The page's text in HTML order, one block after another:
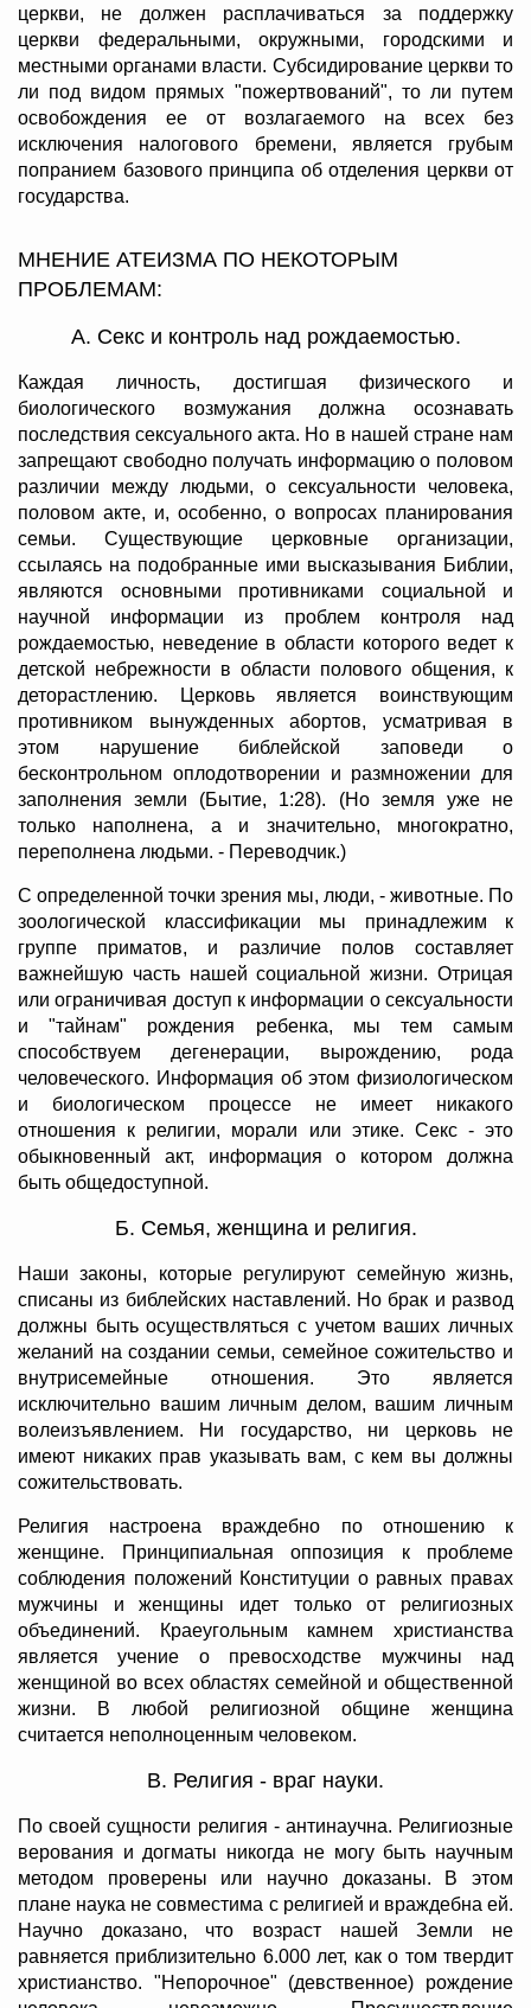
церкви, не должен расплачиваться за поддержку
церкви федеральными, окружными, городскими и
местными органами власти. Субсидирование церкви то
ли под видом прямых "пожертвований", то ли путем
освобождения ее от возлагаемого на всех без
исключения налогового бремени, является грубым
попранием базового принципа об отделения церкви от
государства.
МНЕНИЕ АТЕИЗМА ПО НЕКОТОРЫМ
ПРОБЛЕМАМ:
А. Секс и контроль над рождаемостью.
Каждая личность, достигшая физического и
биологического возмужания должна осознавать
последствия сексуального акта. Но в нашей стране нам
запрещают свободно получать информацию о половом
различии между людьми, о сексуальности человека,
половом акте, и, особенно, о вопросах планирования
семьи. Существующие церковные организации,
ссылаясь на подобранные ими высказывания Библии,
являются основными противниками социальной и
научной информации из проблем контроля над
рождаемостью, неведение в области которого ведет к
детской небрежности в области полового общения, к
деторастлению. Церковь является воинствующим
противником вынужденных абортов, усматривая в
этом нарушение библейской заповеди о
бесконтрольном оплодотворении и размножении для
заполнения земли (Бытие, 1:28). (Но земля уже не
только наполнена, а и значительно, многократно,
переполнена людьми. - Переводчик.)
С определенной точки зрения мы, люди, - животные. По
зоологической классификации мы принадлежим к
группе приматов, и различие полов составляет
важнейшую часть нашей социальной жизни. Отрицая
или ограничивая доступ к информации о сексуальности
и "тайнам" рождения ребенка, мы тем самым
способствуем дегенерации, вырождению, рода
человеческого. Информация об этом физиологическом
и биологическом процессе не имеет никакого
отношения к религии, морали или этике. Секс - это
обыкновенный акт, информация о котором должна
быть общедоступной.
Б. Семья, женщина и религия.
Наши законы, которые регулируют семейную жизнь,
списаны из библейских наставлений. Но брак и развод
должны быть осуществляться с учетом ваших личных
желаний на создании семьи, семейное сожительство и
внутрисемейные отношения. Это является
исключительно вашим личным делом, вашим личным
волеизъявлением. Ни государство, ни церковь не
имеют никаких прав указывать вам, с кем вы должны
сожительствовать.
Религия настроена враждебно по отношению к
женщине. Принципиальная оппозиция к проблеме
соблюдения положений Конституции о равных правах
мужчины и женщины идет только от религиозных
объединений. Краеугольным камнем христианства
является учение о превосходстве мужчины над
женщиной во всех областях семейной и общественной
жизни. В любой религиозной общине женщина
считается неполноценным человеком.
В. Религия - враг науки.
По своей сущности религия - антинаучна. Религиозные
верования и догматы никогда не могу быть научным
методом проверены или научно доказаны. В этом
плане наука не совместима с религией и враждебна ей.
Научно доказано, что возраст нашей Земли не
равняется приблизительно 6.000 лет, как о том твердит
христианство. "Непорочное" (девственное) рождение